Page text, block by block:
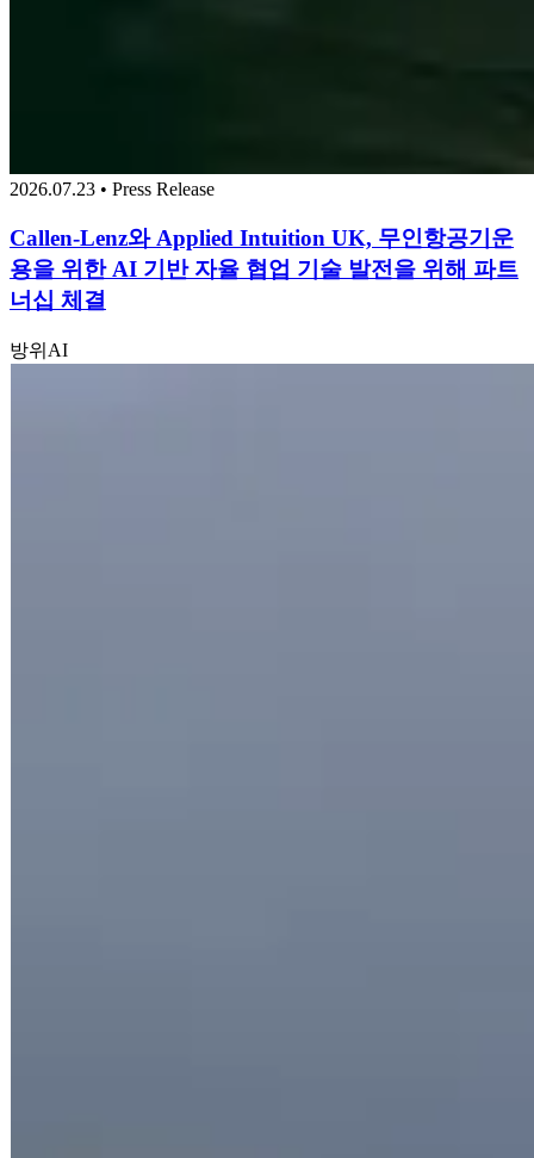
2026.07.23 • Press Release
Callen-Lenz와 Applied Intuition UK, 무인항공기운
용을 위한 AI 기반 자율 협업 기술 발전을 위해 파트
너십 체결
방위 AI